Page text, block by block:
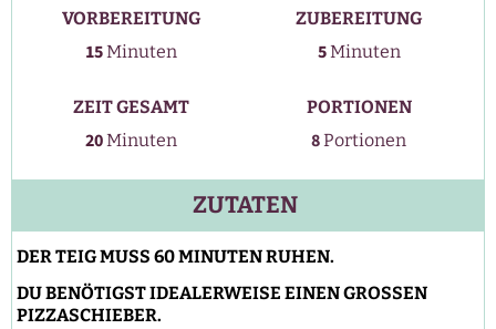
VORBEREITUNG
15Minuten
Minuten
ZUBEREITUNG
5Minuten
Minuten
ZEIT GESAMT
20Minuten
Minuten
PORTIONEN
8Portionen
ZUTATEN
DER TEIG MUSS 60 MINUTEN RUHEN.
DU BENÖTIGST IDEALERWEISE EINEN GROSSEN
PIZZASCHIEBER.